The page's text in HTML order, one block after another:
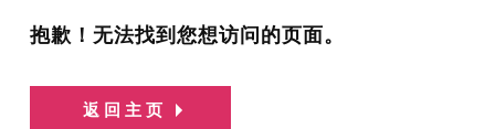
抱歉！无法找到您想访问的页面。
返回主页